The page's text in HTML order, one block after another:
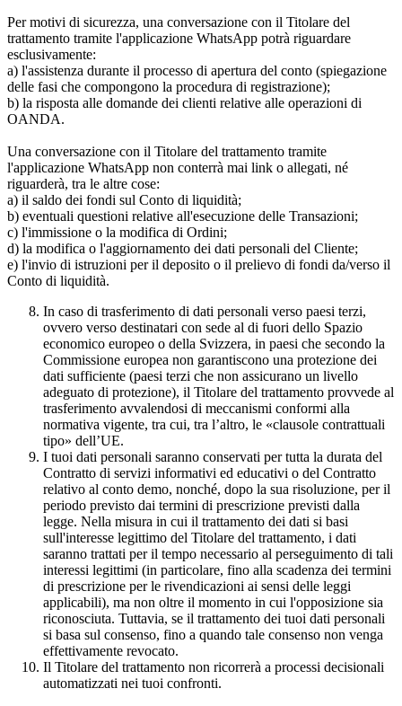
Per motivi di sicurezza, una conversazione con il Titolare del
trattamento tramite l'applicazione WhatsApp potrà riguardare
esclusivamente:
a) l'assistenza durante il processo di apertura del conto (spiegazione
delle fasi che compongono la procedura di registrazione);
b) la risposta alle domande dei clienti relative alle operazioni di
OANDA.
Una conversazione con il Titolare del trattamento tramite
l'applicazione WhatsApp non conterrà mai link o allegati, né
riguarderà, tra le altre cose:
a) il saldo dei fondi sul Conto di liquidità;
b) eventuali questioni relative all'esecuzione delle Transazioni;
c) l'immissione o la modifica di Ordini;
d) la modifica o l'aggiornamento dei dati personali del Cliente;
e) l'invio di istruzioni per il deposito o il prelievo di fondi da/verso il
Conto di liquidità.
In caso di trasferimento di dati personali verso paesi terzi,
ovvero verso destinatari con sede al di fuori dello Spazio
economico europeo o della Svizzera, in paesi che secondo la
Commissione europea non garantiscono una protezione dei
dati sufficiente (paesi terzi che non assicurano un livello
adeguato di protezione), il Titolare del trattamento provvede al
trasferimento avvalendosi di meccanismi conformi alla
normativa vigente, tra cui, tra l’altro, le «clausole contrattuali
tipo» dell’UE.
I tuoi dati personali saranno conservati per tutta la durata del
Contratto di servizi informativi ed educativi o del Contratto
relativo al conto demo, nonché, dopo la sua risoluzione, per il
periodo previsto dai termini di prescrizione previsti dalla
legge. Nella misura in cui il trattamento dei dati si basi
sull'interesse legittimo del Titolare del trattamento, i dati
saranno trattati per il tempo necessario al perseguimento di tali
interessi legittimi (in particolare, fino alla scadenza dei termini
di prescrizione per le rivendicazioni ai sensi delle leggi
applicabili), ma non oltre il momento in cui l'opposizione sia
riconosciuta. Tuttavia, se il trattamento dei tuoi dati personali
si basa sul consenso, fino a quando tale consenso non venga
effettivamente revocato.
Il Titolare del trattamento non ricorrerà a processi decisionali
automatizzati nei tuoi confronti.